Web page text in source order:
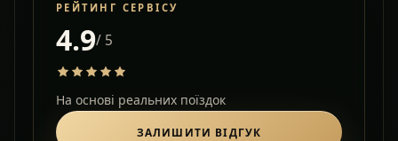
РЕЙТИНГ СЕРВІСУ
4.9/ 5
На основі реальних поїздок
ЗАЛИШИТИ ВІДГУК